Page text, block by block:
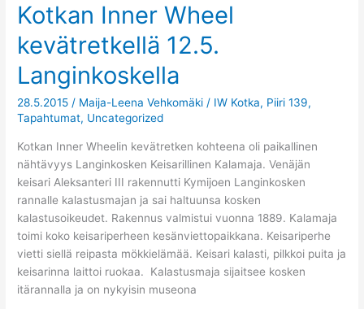
Kotkan Inner Wheel
kevätretkellä 12.5.
Langinkoskella
28.5.2015 / Maija-Leena Vehkomäki / IW Kotka, Piiri 139,
Tapahtumat, Uncategorized
Kotkan Inner Wheelin kevätretken kohteena oli paikallinen
nähtävyys Langinkosken Keisarillinen Kalamaja. Venäjän
keisari Aleksanteri III rakennutti Kymijoen Langinkosken
rannalle kalastusmajan ja sai haltuunsa kosken
kalastusoikeudet. Rakennus valmistui vuonna 1889. Kalamaja
toimi koko keisariperheen kesänviettopaikkana. Keisariperhe
vietti siellä reipasta mökkielämää. Keisari kalasti, pilkkoi puita ja
keisarinna laittoi ruokaa. Kalastusmaja sijaitsee kosken
itärannalla ja on nykyisin museona
Kotkan
Inner
Wheel
12.5.
Langinkoskella